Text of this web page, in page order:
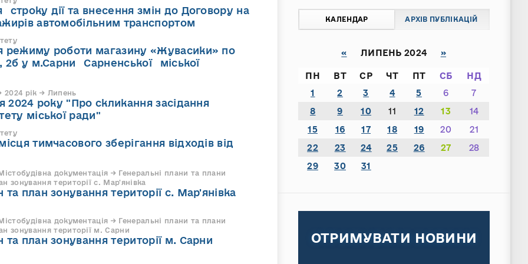
дії та внесення змін до Договору на
автомобільним транспортом
режиму роботи магазину «Жувасики» по
2б у м.Сарни Сарненської міської
2024 рік → Липень
2024 року "Про скликання засідання
міської ради"
тимчасового зберігання відходів від
документація → Генеральні плани та плани
зонування території с. Мар'янівка
план зонування території с. Мар'янівка
документація → Генеральні плани та плани
зонування території м. Сарни
та план зонування території м. Сарни
КАЛЕНДАР АРХІВ ПУБЛІКАЦІЙ
« ЛИПЕНЬ 2024 »
ПН ВТ СР ЧТ ПТ СБ
НД
1
2 3 4 5 6
7
8
9 10 11 12 13
14
15
16 17 18 19 20
21
22
23 24 25 26 27
28
29
30 31
ОТРИМУВАТИ НОВИНИ